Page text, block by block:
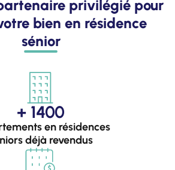
privilégié pour
bien en résidence
sénior
+ 1400
en résidences
déjà revendus